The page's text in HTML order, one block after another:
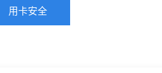
用卡安全